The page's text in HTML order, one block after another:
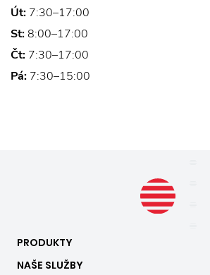
Út: 7:30–17:00
St:8:00–17:00
Čt: 7:30–17:00
Pá: 7:30–15:00
PRODUKTY
NAŠE SLUŽBY